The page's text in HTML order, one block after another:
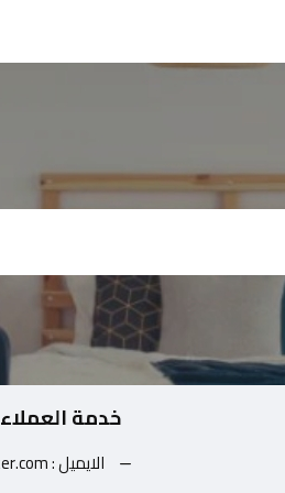
خدمة العملاء
الايميل : support@orobacenter.com